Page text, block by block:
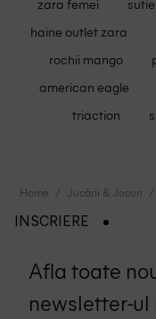
haine outlet zara
rochii mango
american eagle
triaction
Home Jucării & Jocuri
INSCRIERE
Afla toate
newsletter-ul